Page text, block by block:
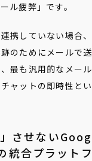
ル疲弊」です。
携していない場合
のためにメールで
最も汎用的なメー
ャットの即時性と
させない
合プラット